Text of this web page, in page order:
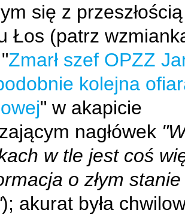
się z przeszłością
Łos (patrz
Zmarł szef OPZZ
kolejna
" w akapicie
nagłówek
w tle jest coś
o złym stanie
); akurat była